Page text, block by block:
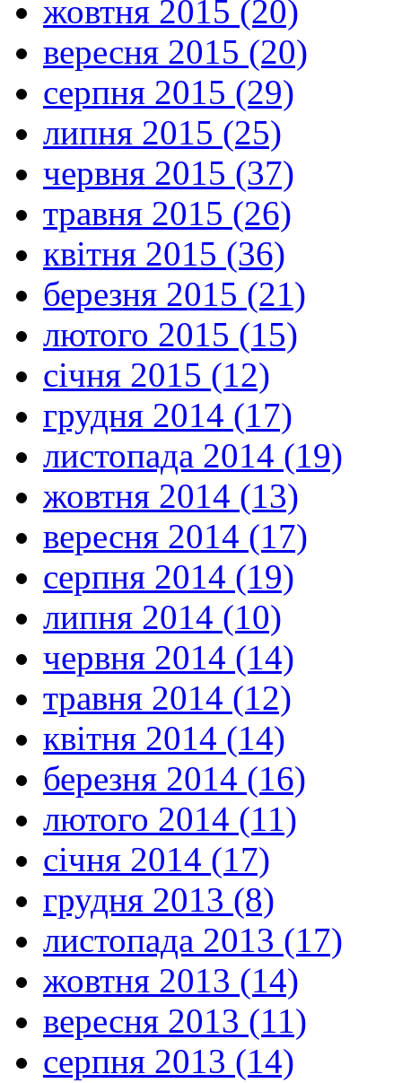
жовтня 2015 (20)
вересня 2015 (20)
серпня 2015 (29)
липня 2015 (25)
червня 2015 (37)
травня 2015 (26)
квітня 2015 (36)
березня 2015 (21)
лютого 2015 (15)
січня 2015 (12)
грудня 2014 (17)
листопада 2014 (19)
жовтня 2014 (13)
вересня 2014 (17)
серпня 2014 (19)
липня 2014 (10)
червня 2014 (14)
травня 2014 (12)
квітня 2014 (14)
березня 2014 (16)
лютого 2014 (11)
січня 2014 (17)
грудня 2013 (8)
листопада 2013 (17)
жовтня 2013 (14)
вересня 2013 (11)
серпня 2013 (14)